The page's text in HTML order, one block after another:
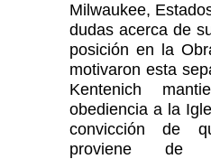
Milwaukee,
dudas acerca de
posición en la
motivaron esta
Kentenich
obediencia a la
convicción de
proviene de